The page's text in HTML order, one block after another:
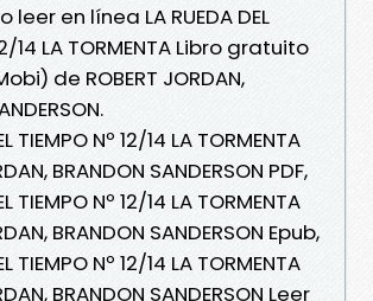
en línea LA RUEDA DEL
14 LA TORMENTA Libro gratuito
de ROBERT JORDAN,
TIEMPO Nº 12/14 LA TORMENTA
BRANDON SANDERSON PDF,
TIEMPO Nº 12/14 LA TORMENTA
BRANDON SANDERSON Epub,
TIEMPO Nº 12/14 LA TORMENTA
BRANDON SANDERSON Leer